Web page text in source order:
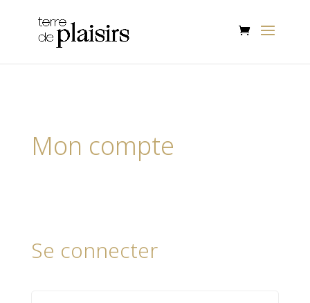
Mon compte
Se connecter